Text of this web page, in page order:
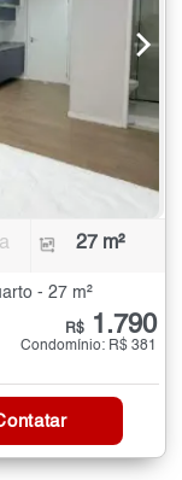
27 m²
- 27 m²
R$ 1.790
Condomínio: R$ 381